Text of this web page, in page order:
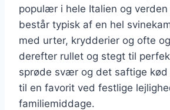
populær i hele Italien og verden
består typisk af en hel
med urter, krydderier og ofte
derefter rullet og stegt til
sprøde svær og det saftige kød
til en favorit ved festlige
familiemiddage.